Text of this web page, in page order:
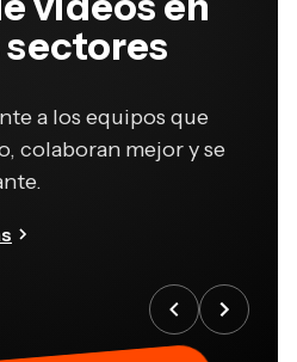
colaboran mejor y se